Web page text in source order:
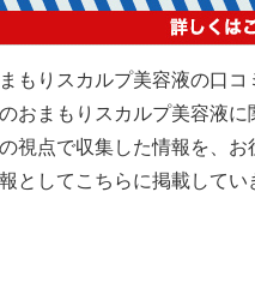
もりスカルプ美容液の口コ
おまもりスカルプ美容液に
視点で収集した情報を、お
としてこちらに掲載してい